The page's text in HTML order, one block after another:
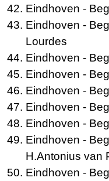
Eindhoven -
Eindhoven -
Lourdes
Eindhoven -
Eindhoven -
Eindhoven -
Eindhoven -
Eindhoven -
Eindhoven -
H.Antonius van
Eindhoven -